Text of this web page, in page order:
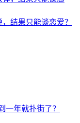
结果只能谈恋爱？
一年就扑街了？